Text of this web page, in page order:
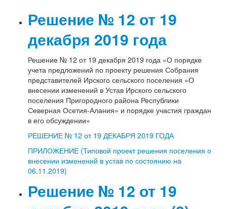
Решение № 12 от 19
декабря 2019 года
Решение № 12 от 19 декабря 2019 года «О порядке
учета предложений по проекту решения Собрания
представителей Ирского сельского поселения «О
внесении изменений в Устав Ирского сельского
поселения Пригородного района Республики
Северная Осетия-Алания» и порядке участия граждан
в его обсуждении»
РЕШЕНИЕ № 12 от 19 ДЕКАБРЯ 2019 ГОДА
ПРИЛОЖЕНИЕ (Типовой проект решения поселения о
внесении изменений в устав по состоянию на
06.11.2019)
Решение № 12 от 19